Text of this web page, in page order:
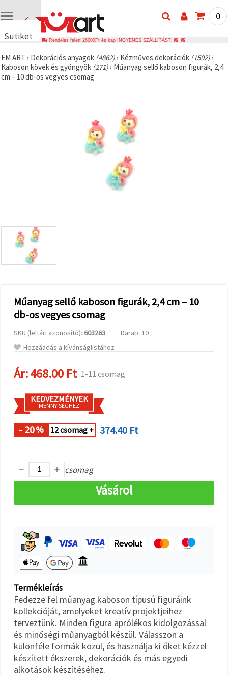
Sütiket
🍪 Cookie-
kat és
hasonló
a
valamint
relevánsabb
tartalmat
hirdetéseket
analitikai és
marketingpartnereink
segítségével
Az "Összes
elfogadása"
gombra
elfogadhatja
az összes
Beállításokban
megadhatja
preferenciáit
az adott
típusú sütik
gombra
Beállítások
0
Rendelés felett 26000Ft és kap INGYENES SZÁLLÍTÁST!
EM ART › Dekorációs anyagok (4862)› Kézműves dekorációk (1592)›
Kaboson kövek és gyöngyök (271)› Műanyag sellő kaboson figurák, 2,4
cm – 10 db-os vegyes csomag
Műanyag sellő kaboson figurák, 2,4 cm – 10
db-os vegyes csomag
SKU (leltári azonosító): 603263
Darab: 10
Hozzáadás a kívánságlistához
Ár:468.00 Ft 1-11 csomag
KEDVEZMÉNYEK
MENNYISÉGHEZ
- 20% 12 csomag + 374.40 Ft
csomag
Vásárol
Termékleírás
Fedezze fel műanyag kaboson típusú figuráink
kollekcióját, amelyeket kreatív projektjeihez
terveztünk. Minden figura aprólékos kidolgozással
és minőségi műanyagból készül. Válasszon a
különféle formák közül, és használja ki őket kézzel
készített ékszerek, dekorációk és más egyedi
alkotások készítéséhez.